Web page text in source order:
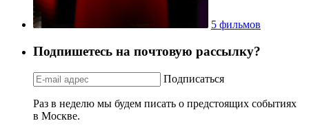
5 фильмов
Подпишетесь на почтовую рассылку?
Подписаться
Раз в неделю мы будем писать о предстоящих событиях
в Москве.